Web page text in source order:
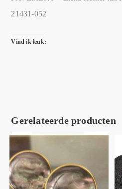
21431-052
Vind ik leuk:
Gerelateerde producten